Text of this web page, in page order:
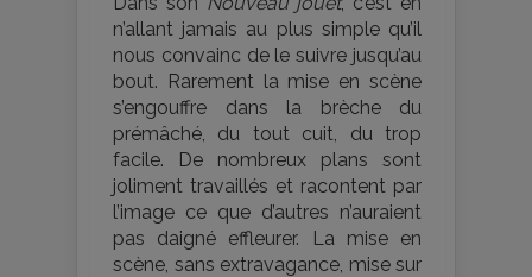
n’allant jamais au plus simple qu’il
nous convainc de le suivre jusqu’au
bout. Rarement la mise en scène
s’engouffre dans la brèche du
prémâché, du tout cuit, du trop
facile. De nombreux plans sont
joliment travaillés et racontent par
l’image ce que d’autres n’auraient
pas daigné effleurer. La mise en
scène, sans extravagance, mise sur